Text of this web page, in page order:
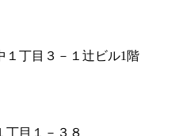
１丁目３－１辻ビル1階
丁目１－３８